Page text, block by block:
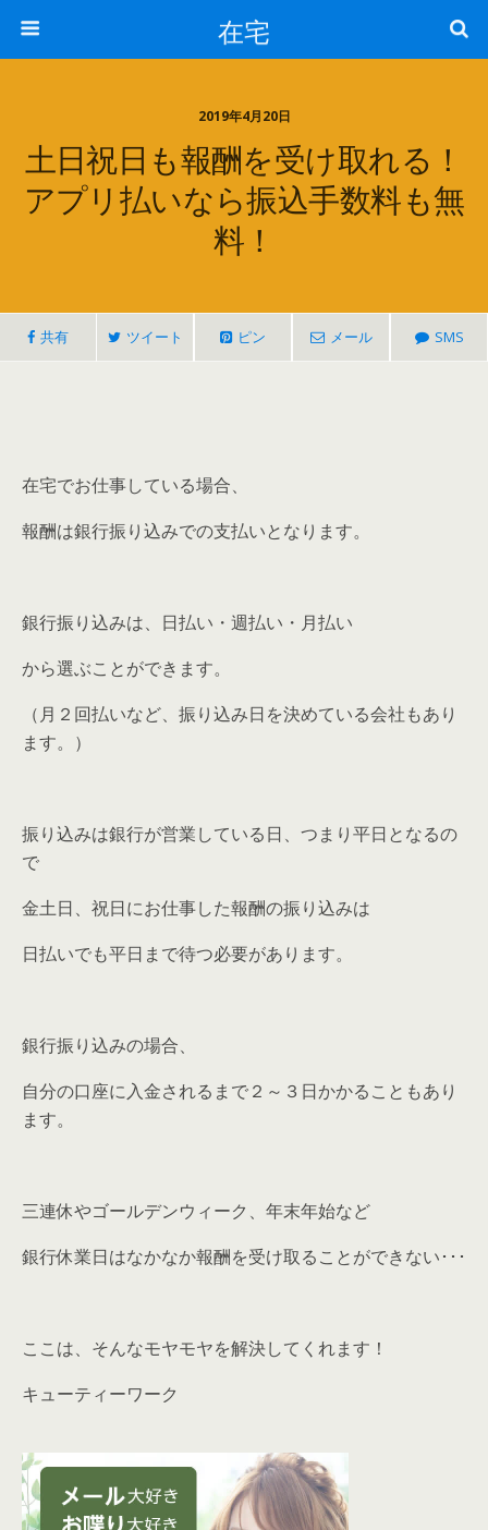
在宅
2019年4月20日
土日祝日も報酬を受け取れる！
アプリ払いなら振込手数料も無
料！
共有 ツイート ピン メール SMS
在宅でお仕事している場合、
報酬は銀行振り込みでの支払いとなります。
銀行振り込みは、日払い・週払い・月払い
から選ぶことができます。
（月２回払いなど、振り込み日を決めている会社もあり
ます。）
振り込みは銀行が営業している日、つまり平日となるの
で
金土日、祝日にお仕事した報酬の振り込みは
日払いでも平日まで待つ必要があります。
銀行振り込みの場合、
自分の口座に入金されるまで２～３日かかることもあり
ます。
三連休やゴールデンウィーク、年末年始など
銀行休業日はなかなか報酬を受け取ることができない･･･
ここは、そんなモヤモヤを解決してくれます！
キューティーワーク